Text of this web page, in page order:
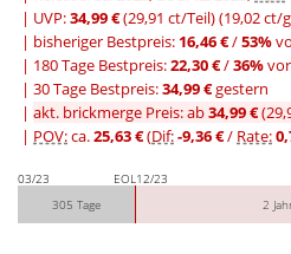
| UVP:34,99 €(29,91 ct/Teil)(19,02 ct/
| bisheriger Bestpreis: 16,46 €/53%
| 180 Tage Bestpreis:22,30 €/36%
| 30 Tage Bestpreis:34,99 €gestern
| akt. brickmerge Preis: ab34,99 €
| POV:ca.25,63 €(Dif:-9,36 €/ Rate:
03/23 EOL 12/23
305 Tage
2